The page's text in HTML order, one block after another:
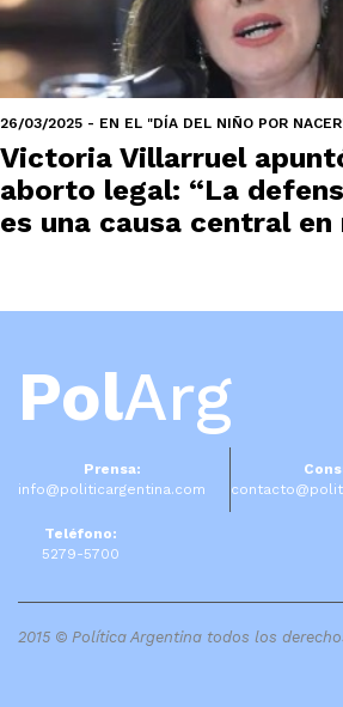
26/03/2025 - EN EL "DÍA DEL NIÑO POR
Victoria Villarruel
aborto legal: “La
es una causa central
PolArg
Prensa:
info@politicargentina.com
Teléfono:
5279-5700
2015 © Política Argentina todos los